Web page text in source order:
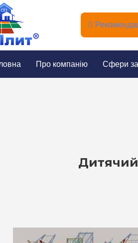
Про компанію Сфери